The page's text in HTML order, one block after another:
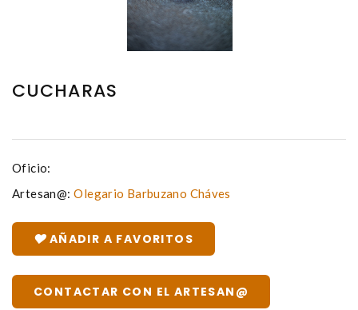
CUCHARAS
Oficio:
Artesan@: Olegario Barbuzano Cháves
AÑADIR A FAVORITOS
CONTACTAR CON EL ARTESAN@